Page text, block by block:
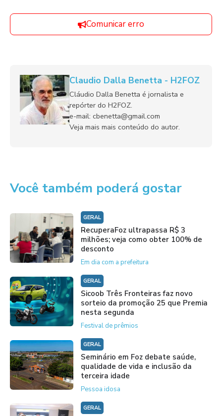
Comunicar erro
Claudio Dalla Benetta - H2FOZ
Cláudio Dalla Benetta é jornalista e
repórter do H2FOZ.
e-mail: cbenetta@gmail.com
Veja mais mais conteúdo do autor.
Você também poderá gostar
GERAL
RecuperaFoz ultrapassa R$ 3
milhões; veja como obter 100% de
desconto
Em dia com a prefeitura
GERAL
Sicoob Três Fronteiras faz novo
sorteio da promoção 25 que Premia
nesta segunda
Festival de prêmios
GERAL
Seminário em Foz debate saúde,
qualidade de vida e inclusão da
terceira idade
Pessoa idosa
GERAL